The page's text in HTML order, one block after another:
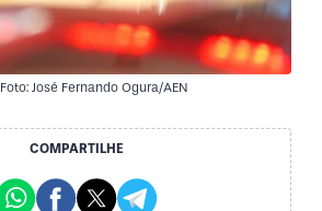
Foto: José Fernando Ogura/AEN
COMPARTILHE